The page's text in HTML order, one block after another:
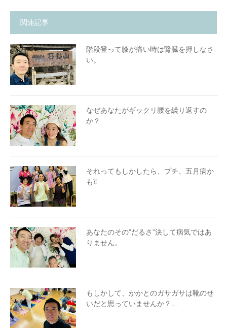
関連記事
階段登って膝が痛い時は腎臓を押しなさ
い。
なぜあなたがギックリ腰を繰り返すの
か？
それってもしかしたら、プチ、五月病か
も⁈
あなたのその”だるさ”決して病気ではあ
りません。
もしかして、かかとのガサガサは靴のせ
いだと思っていませんか？…